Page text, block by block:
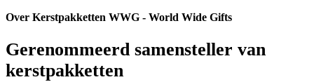
Over Kerstpakketten WWG - World Wide Gifts
Gerenommeerd samensteller van
kerstpakketten